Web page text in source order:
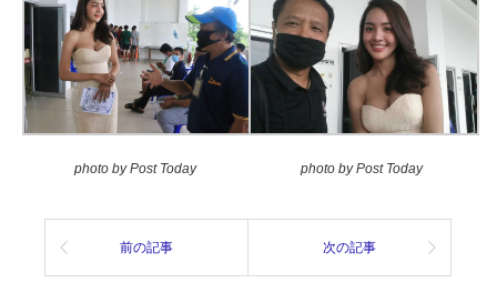
photo by Post Today photo by Post Today
前の記事 次の記事